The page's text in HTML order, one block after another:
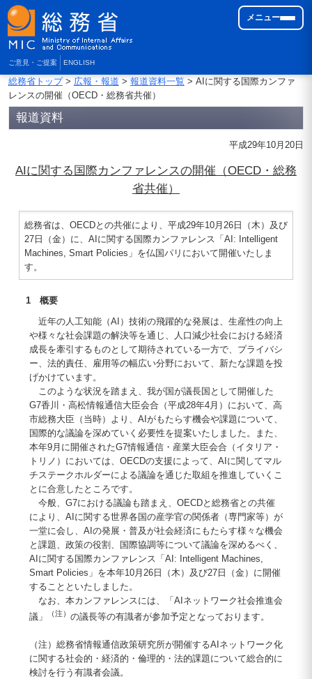
ご意見・ご提案 ENGLISH
メニュー
総務省トップ> 広報・報道 > 報道資料一覧> AIに関する国際カンファ
レンスの開催（OECD・総務省共催）
報道資料
平成29年10月20日
AIに関する国際カンファレンスの開催（OECD・総務
省共催）
総務省は、OECDとの共催により、平成29年10月26日（木）及び
27日（金）に、AIに関する国際カンファレンス「AI: Intelligent
Machines, Smart Policies」を仏国パリにおいて開催いたしま
す。
1 概要
近年の人工知能（AI）技術の飛躍的な発展は、生産性の向上
や様々な社会課題の解決等を通じ、人口減少社会における経済
成長を牽引するものとして期待されている一方で、プライバシ
ー、法的責任、雇用等の幅広い分野において、新たな課題を投
げかけています。
このような状況を踏まえ、我が国が議長国として開催した
G7香川・高松情報通信大臣会合（平成28年4月）において、高
市総務大臣（当時）より、AIがもたらす機会や課題について、
国際的な議論を深めていく必要性を提案いたしました。また、
本年9月に開催されたG7情報通信・産業大臣会合（イタリア・
トリノ）においては、OECDの支援によって、AIに関してマル
チステークホルダーによる議論を通じた取組を推進していくこ
とに合意したところです。
今般、G7における議論も踏まえ、OECDと総務省との共催
により、AIに関する世界各国の産学官の関係者（専門家等）が
一堂に会し、AIの発展・普及が社会経済にもたらす様々な機会
と課題、政策の役割、国際協調等について議論を深めるべく、
AIに関する国際カンファレンス「AI: Intelligent Machines,
Smart Policies」を本年10月26日（木）及び27日（金）に開催
することといたしました。
なお、本カンファレンスには、「AIネットワーク社会推進会
議」
（注） の議長等の有識者が参加予定となっております。
（注）総務省情報通信政策研究所が開催するAIネットワーク化
に関する社会的・経済的・倫理的・法的課題について総合的に
検討を行う有識者会議。